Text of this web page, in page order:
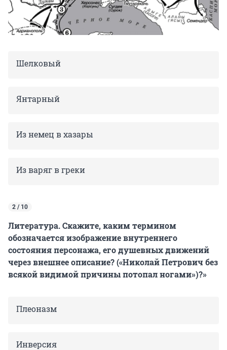
Шелковый
Янтарный
Из немец в хазары
Из варяг в греки
2 / 10
Литература. Скажите, каким термином
обозначается изображение внутреннего
состояния персонажа, его душевных движений
через внешнее описание? («Николай Петрович без
всякой видимой причины потопал ногами»)?»
Плеоназм
Инверсия